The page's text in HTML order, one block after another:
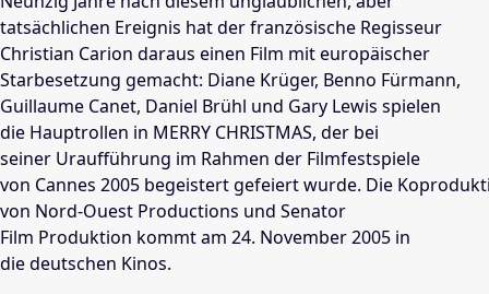
tatsächlichen Ereignis hat der französische Regisseur
Christian Carion daraus einen Film mit europäischer
Starbesetzung gemacht: Diane Krüger, Benno Fürmann,
Guillaume Canet, Daniel Brühl und Gary Lewis spielen
die Hauptrollen in MERRY CHRISTMAS, der bei
seiner Uraufführung im Rahmen der Filmfestspiele
von Cannes 2005 begeistert gefeiert wurde. Die
von Nord-Ouest Productions und Senator
Film Produktion kommt am 24. November 2005 in
die deutschen Kinos.